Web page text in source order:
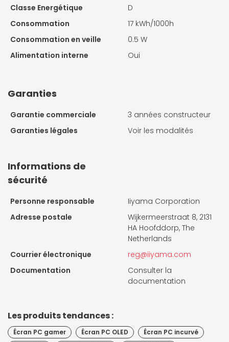
Classe Energétique
D
Consommation
17 kWh/1000h
Consommation en veille
0.5 W
Alimentation interne
Oui
Garanties
Garantie commerciale
3 années constructeur
Garanties légales
Voir les modalités
Informations de
sécurité
Personne responsable
Iiyama Corporation
Adresse postale
Wijkermeerstraat 8, 2131
HA Hoofddorp, The
Netherlands
Courrier électronique
reg@iiyama.com
Documentation
Consulter la
documentation
Les produits tendances :
Écran PC gamer Écran PC OLED
Écran PC incurvé